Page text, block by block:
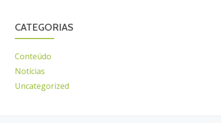
CATEGORIAS
Conteúdo
Notícias
Uncategorized